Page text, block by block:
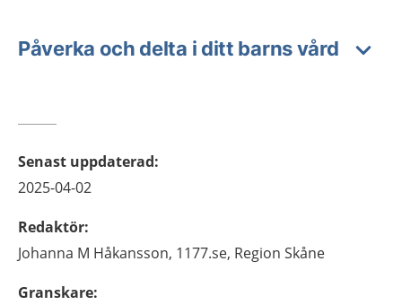
Påverka och delta i ditt barns vård
Senast uppdaterad:
2025-04-02
Redaktör:
Johanna M Håkansson, 1177.se, Region Skåne
Granskare: